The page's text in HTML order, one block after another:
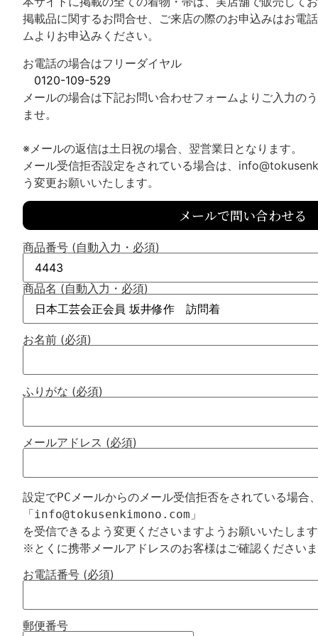
掲載品に関するお問合せ、ご来店の際のお申込みはお電
ムよりお申込みください。
お電話の場合はフリーダイヤル
0120-109-529
メールの場合は下記お問い合わせフォームよりご入力の
ませ。
※メールの返信は土日祝の場合、翌営業日となります。
メール受信拒否設定をされている場合は、
う変更お願いいたします。
メールで問い合わせる
商品番号 (自動入力・必須)
商品名 (自動入力・必須)
お名前 (必須)
ふりがな (必須)
メールアドレス (必須)
設定でPCメールからのメール受信拒否をされている場合
「info@tokusenkimono.com」
を受信できるよう変更くださいますようお願いいたしま
お電話番号 (必須)
郵便番号